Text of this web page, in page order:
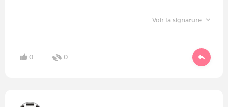
Voir la signature
0 0